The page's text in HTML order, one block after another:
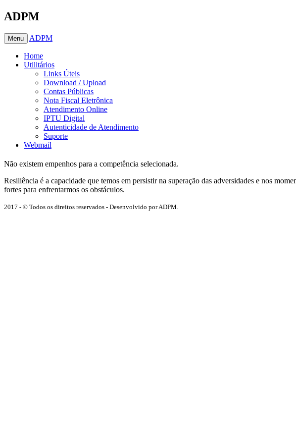
ADPM
Menu ADPM
Home
Utilitários
Links Úteis
Download / Upload
Contas Públicas
Nota Fiscal Eletrônica
Atendimento Online
IPTU Digital
Autenticidade de Atendimento
Suporte
Webmail
Não existem empenhos para a competência selecionada.
Resiliência é a capacidade que temos em persistir na superação das adversidades e nos
fortes para enfrentarmos os obstáculos.
2017 - © Todos os direitos reservados - Desenvolvido por ADPM.